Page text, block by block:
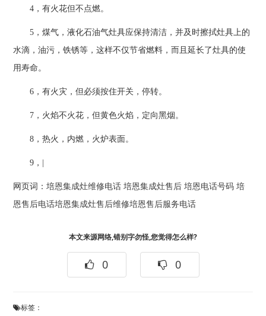
4，有火花但不点燃。
5，煤气，液化石油气灶具应保持清洁，并及时擦拭灶具上的
水滴，油污，铁锈等，这样不仅节省燃料，而且延长了灶具的使
用寿命。
6，有火灾，但必须按住开关，停转。
7，火焰不火花，但黄色火焰，定向黑烟。
8，热火，内燃，火炉表面。
9，|
网页词：培恩集成灶维修电话 培恩集成灶售后 培恩电话号码 培
恩售后电话培恩集成灶售后维修培恩售后服务电话
本文来源网络,错别字勿怪,您觉得怎么样?
0 0
标签：